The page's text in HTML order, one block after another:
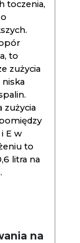
toczenia,
to
zużycia
niska
zużycia
E w
to
litra na
na